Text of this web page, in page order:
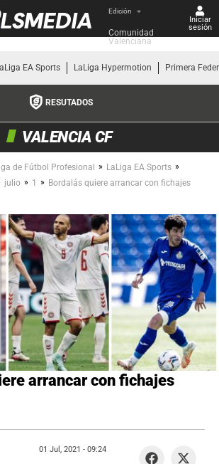
Edición
Comunidad
Valenciana
Iniciar
sesión
EA Sports LaLiga Hypermotion Primera
RESUTADOS
VALENCIA CF
de Fútbol Profesional » LaLiga EA Sports »
julio » 1 » Bordalás quiere arrancar con fichajes
arrancar con fichajes
01 Jul, 2021 - 09:24